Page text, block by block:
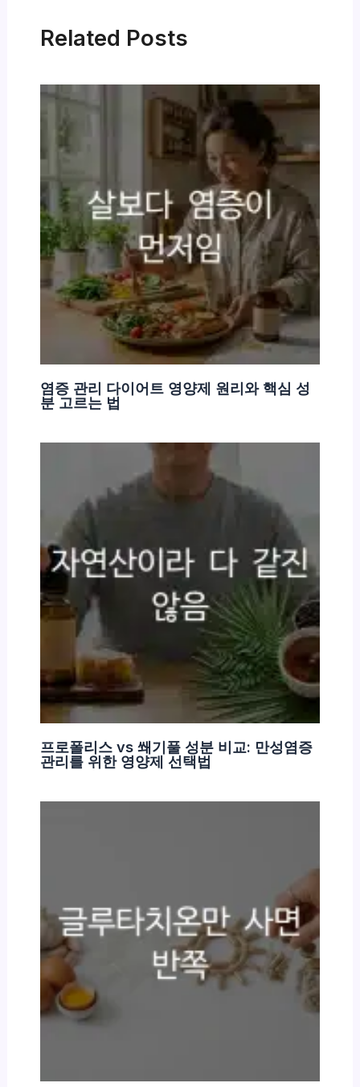
Related Posts
염증 관리 다이어트 영양제 원리와 핵심 성
분 고르는 법
프로폴리스 vs 쐐기풀 성분 비교: 만성염증
관리를 위한 영양제 선택법